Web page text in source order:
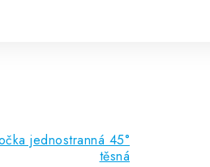
jednostranná 45°
těsná